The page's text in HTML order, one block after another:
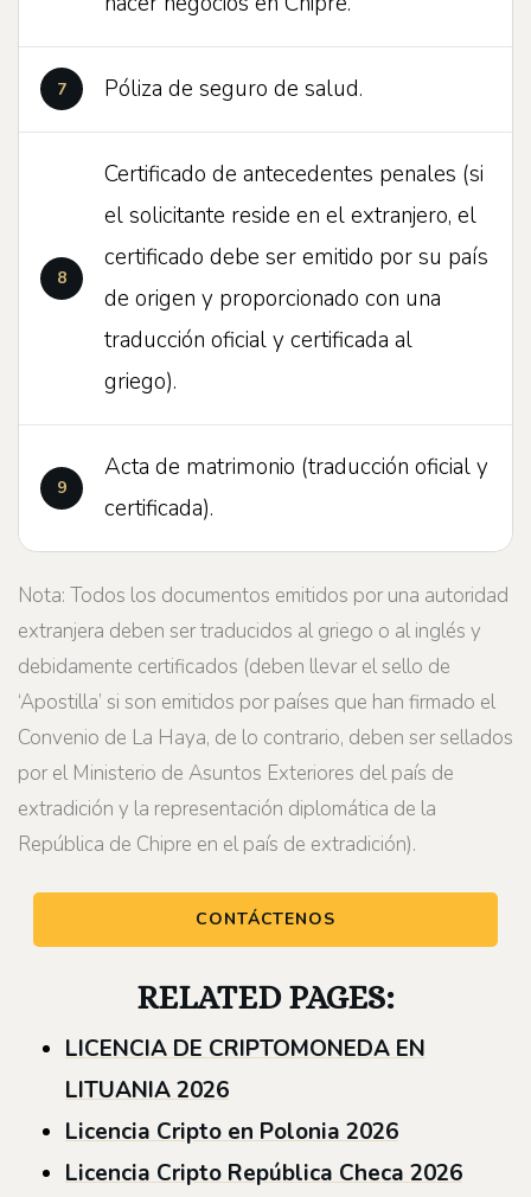
Póliza de seguro de salud.
Certificado de antecedentes penales (si
el solicitante reside en el extranjero, el
certificado debe ser emitido por su país
de origen y proporcionado con una
traducción oficial y certificada al
griego).
Acta de matrimonio (traducción oficial y
certificada).
Nota: Todos los documentos emitidos por una autoridad
extranjera deben ser traducidos al griego o al inglés y
debidamente certificados (deben llevar el sello de
‘Apostilla’ si son emitidos por países que han firmado el
Convenio de La Haya, de lo contrario, deben ser sellados
por el Ministerio de Asuntos Exteriores del país de
extradición y la representación diplomática de la
República de Chipre en el país de extradición).
CONTÁCTENOS
RELATED PAGES:
LICENCIA DE CRIPTOMONEDA EN
LITUANIA 2026
Licencia Cripto en Polonia 2026
Licencia Cripto República Checa 2026